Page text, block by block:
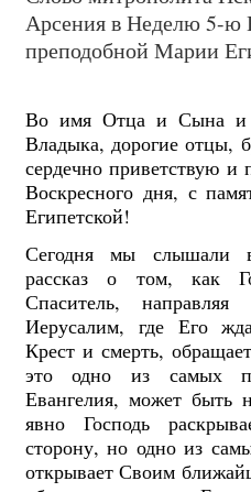
Арсения в Неделю 5-ю
преподобной Марии
Во имя Отца и Сына и
Владыка, дорогие отцы,
сердечно приветствую и
Воскресного дня, с
Египетской!
Сегодня мы слышали
рассказ о том, как
Спаситель,
Иерусалим, где Его
Крест и смерть,
это одно из самых
Евангелия, может быть
явно Господь
сторону, но одно из
открывает Своим